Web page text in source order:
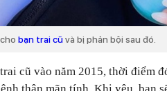
bạn trai cũ và bị phản bội sau đó.
cũ vào năm 2015, thời điểm